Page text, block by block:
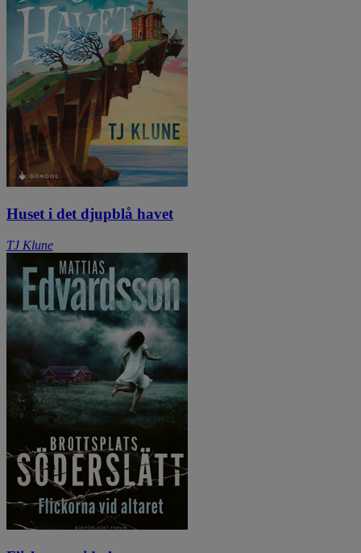
Huset i det djupblå havet
TJ Klune